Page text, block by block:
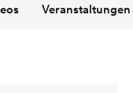
Veranstaltungen